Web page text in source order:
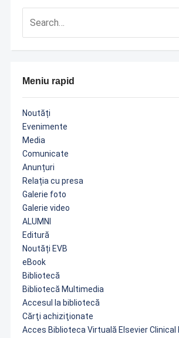
Meniu rapid
Noutăți
Evenimente
Media
Comunicate
Anunțuri
Relația cu presa
Galerie foto
Galerie video
ALUMNI
Editură
Noutăți EVB
eBook
Bibliotecă
Bibliotecă Multimedia
Accesul la bibliotecă
Cărţi achiziţionate
Acces Biblioteca Virtuală Elsevier Clinical